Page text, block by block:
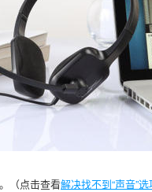
（点击查看解决找不到“声音”选